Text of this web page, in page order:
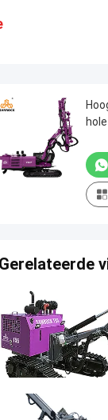
Gerelateerde